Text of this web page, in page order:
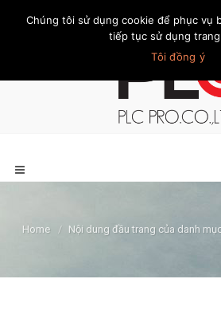
Trang chủ Giới thiệu Khách hàng Liên hệ
Home / Nội dung đầu trang của danh
Chúng tôi sử dụng cookie để phục vụ
tiếp tục sử dụng
Tôi đồng ý